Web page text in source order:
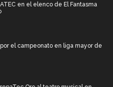
en el elenco de El Fantasma
el campeonato en liga mayor de